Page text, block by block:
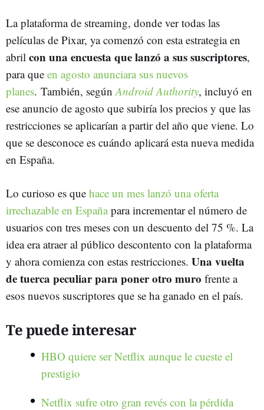
La plataforma de streaming, donde ver todas las
películas de Pixar, ya comenzó con esta estrategia en
abril con una encuesta que lanzó a sus suscriptores,
para que en agosto anunciara sus nuevos
planes. También, según Android Authority, incluyó en
ese anuncio de agosto que subiría los precios y que las
restricciones se aplicarían a partir del año que viene. Lo
que se desconoce es cuándo aplicará esta nueva medida
en España.
Lo curioso es que hace un mes lanzó una oferta
irrechazable en Españapara incrementar el número de
usuarios con tres meses con un descuento del 75 %. La
idea era atraer al público descontento con la plataforma
y ahora comienza con estas restricciones. Una vuelta
de tuerca peculiar para poner otro muro frente a
esos nuevos suscriptores que se ha ganado en el país.
Te puede interesar
HBO quiere ser Netflix aunque le cueste el
prestigio
Netflix sufre otro gran revés con la pérdida